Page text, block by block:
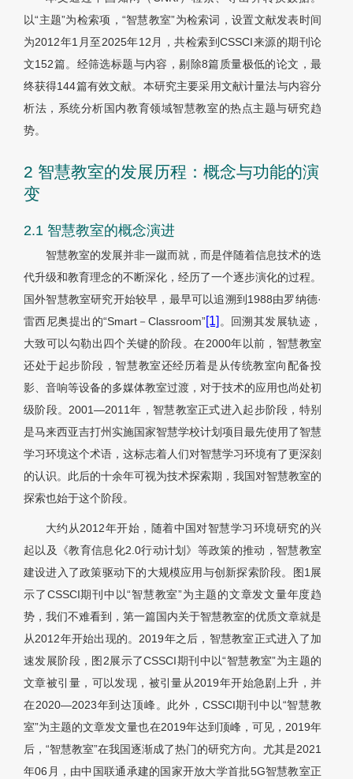
以“主题”为检索项，“智慧教室”为检索词，设置文献发表时间
为2012年1月至2025年12月，共检索到CSSCI来源的期刊论
文152篇。经筛选标题与内容，剔除8篇质量极低的论文，最
终获得144篇有效文献。本研究主要采用文献计量法与内容分
析法，系统分析国内教育领域智慧教室的热点主题与研究趋
势。
2 智慧教室的发展历程：概念与功能的演
变
2.1 智慧教室的概念演进
智慧教室的发展并非一蹴而就，而是伴随着信息技术的迭
代升级和教育理念的不断深化，经历了一个逐步演化的过程。
国外智慧教室研究开始较早，最早可以追溯到1988由罗纳德·
雷西尼奥提出的“Smart－Classroom”[1] 。回溯其发展轨迹，
大致可以勾勒出四个关键的阶段。在2000年以前，智慧教室
还处于起步阶段，智慧教室还经历着是从传统教室向配备投
影、音响等设备的多媒体教室过渡，对于技术的应用也尚处初
级阶段。2001—2011年，智慧教室正式进入起步阶段，特别
是马来西亚吉打州实施国家智慧学校计划项目最先使用了智慧
学习环境这个术语，这标志着人们对智慧学习环境有了更深刻
的认识。此后的十余年可视为技术探索期，我国对智慧教室的
探索也始于这个阶段。
大约从2012年开始，随着中国对智慧学习环境研究的兴
起以及《教育信息化2.0行动计划》等政策的推动，智慧教室
建设进入了政策驱动下的大规模应用与创新探索阶段。图1展
示了CSSCI期刊中以“智慧教室”为主题的文章发文量年度趋
势，我们不难看到，第一篇国内关于智慧教室的优质文章就是
从2012年开始出现的。2019年之后，智慧教室正式进入了加
速发展阶段，图2展示了CSSCI期刊中以“智慧教室”为主题的
文章被引量，可以发现，被引量从2019年开始急剧上升，并
在2020—2023年到达顶峰。此外，CSSCI期刊中以“智慧教
室”为主题的文章发文量也在2019年达到顶峰，可见，2019年
后，“智慧教室”在我国逐渐成了热门的研究方向。尤其是2021
年06月，由中国联通承建的国家开放大学首批5G智慧教室正